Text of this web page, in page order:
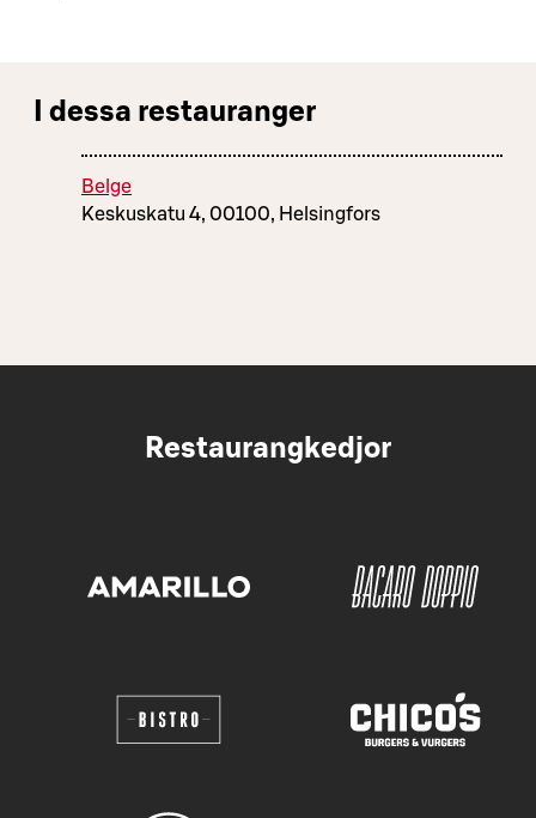
I dessa restauranger
Belge
Keskuskatu 4, 00100, Helsingfors
Restaurangkedjor